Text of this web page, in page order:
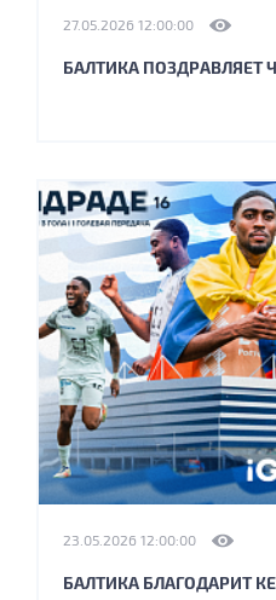
27.05.2026 12:00:00
БАЛТИКА
23.05.2026 12:00:00
БАЛТИКА БЛАГОДАРИТ